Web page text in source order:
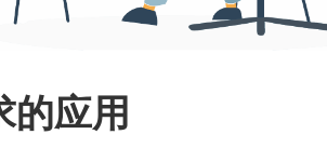
的应用